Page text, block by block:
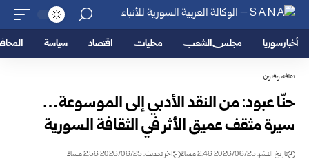
أخبار سوريا مجلس الشعب محليات اقتصاد سياسة
ثقافة وفنون
حنّا عبود: من النقد الأدبي إلى الموسوعة…
سيرة مثقف عميق الأثر في الثقافة السورية
تاريخ النشر: 2026/06/25 2:46 مساءً اخر تحديث: 2026/06/25 2:56 مساءً